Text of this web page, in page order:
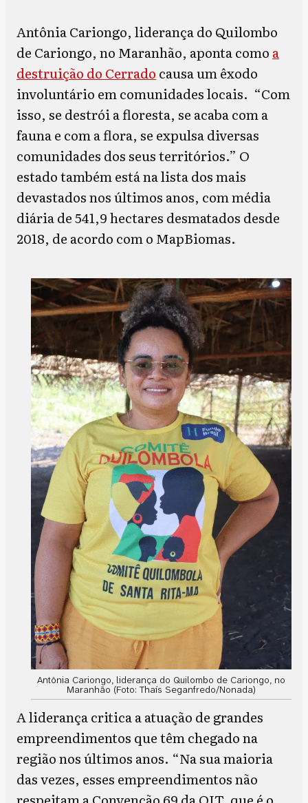
Antônia Cariongo, liderança do Quilombo
de Cariongo, no Maranhão, aponta como a
destruição do Cerrado causa um êxodo
involuntário em comunidades locais. “Com
isso, se destrói a floresta, se acaba com a
fauna e com a flora, se expulsa diversas
comunidades dos seus territórios.” O
estado também está na lista dos mais
devastados nos últimos anos, com média
diária de 541,9 hectares desmatados desde
2018, de acordo com o MapBiomas.
Antônia Cariongo, liderança do Quilombo de Cariongo, no
Maranhão (Foto: Thaís Seganfredo/Nonada)
A liderança critica a atuação de grandes
empreendimentos que têm chegado na
região nos últimos anos. “Na sua maioria
das vezes, esses empreendimentos não